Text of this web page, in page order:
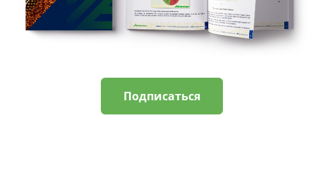
Подписаться